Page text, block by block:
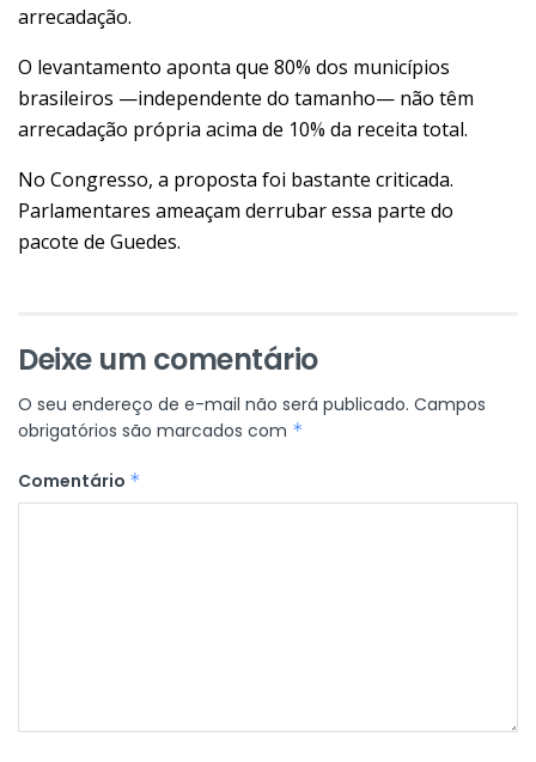
arrecadação.
O levantamento aponta que 80% dos municípios
brasileiros —independente do tamanho— não têm
arrecadação própria acima de 10% da receita total.
No Congresso, a proposta foi bastante criticada.
Parlamentares ameaçam derrubar essa parte do
pacote de Guedes.
Deixe um comentário
O seu endereço de e-mail não será publicado. Campos
obrigatórios são marcados com *
Comentário *